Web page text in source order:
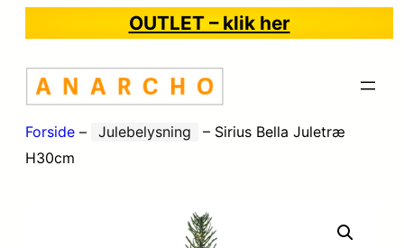
OUTLET – klik her
Forside – Julebelysning – Sirius Bella Juletræ
H30cm